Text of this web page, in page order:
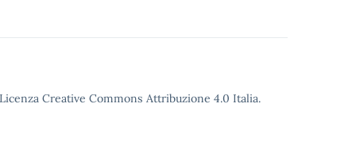
Creative Commons Attribuzione 4.0 Italia.